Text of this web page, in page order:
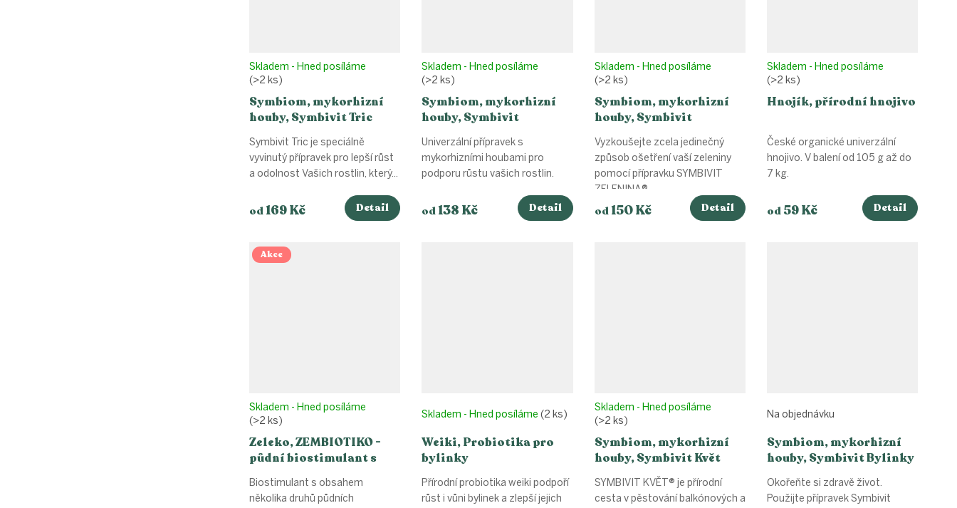
Symbiom, mykorhizní
houby, Symbivit Tric
Skladem - Hned posíláme
(>2 ks)
od169 Kč Detail
Symbivit Tric je speciálně
vyvinutý přípravek pro lepší růst
a odolnost Vašich rostlin, který...
Symbiom, mykorhizní
houby, Symbivit
Skladem - Hned posíláme
(>2 ks)
od138 Kč Detail
Univerzální přípravek s
mykorhizními houbami pro
podporu růstu vašich rostlin.
Symbiom, mykorhizní
houby, Symbivit
Skladem - Hned posíláme
(>2 ks)
od150 Kč Detail
Vyzkoušejte zcela jedinečný
způsob ošetření vaší zeleniny
pomocí přípravku SYMBIVIT
ZELENINA®....
Hnojík, přírodní hnojivo
Skladem - Hned posíláme
(>2 ks)
od59 Kč Detail
České organické univerzální
hnojivo. V balení od 105 g až do
7 kg.
Akce
Zeleko, ZEMBIOTIKO -
půdní biostimulant s
Skladem - Hned posíláme
(>2 ks)
Biostimulant s obsahem
několika druhů půdních
Weiki, Probiotika pro
bylinky
Skladem - Hned posíláme(2 ks)
Přírodní probiotika weiki podpoří
růst i vůni bylinek a zlepší jejich
Symbiom, mykorhizní
houby, Symbivit Květ
Skladem - Hned posíláme
(>2 ks)
SYMBIVIT KVĚT® je přírodní
cesta v pěstování balkónových a
Symbiom, mykorhizní
houby, Symbivit Bylinky
Na objednávku
Okořeňte si zdravě život.
Použijte přípravek Symbivit